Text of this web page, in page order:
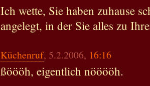
Ich wette, Sie haben zuhause
angelegt, in der Sie alles zu
Küchenruf, 5.2.2006, 16:16
ßöööh, eigentlich nööööh.